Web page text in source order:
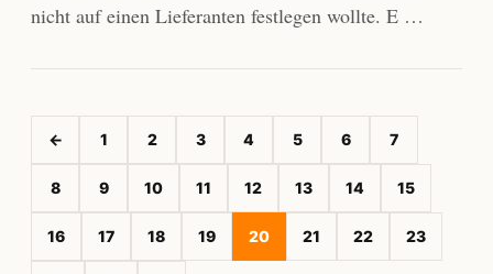
nicht auf einen Lieferanten festlegen wollte. E …
← 1 2 3 4 5 6 7
8 9 10 11 12 13 14 15
16 17 18 19 20 21 22 23